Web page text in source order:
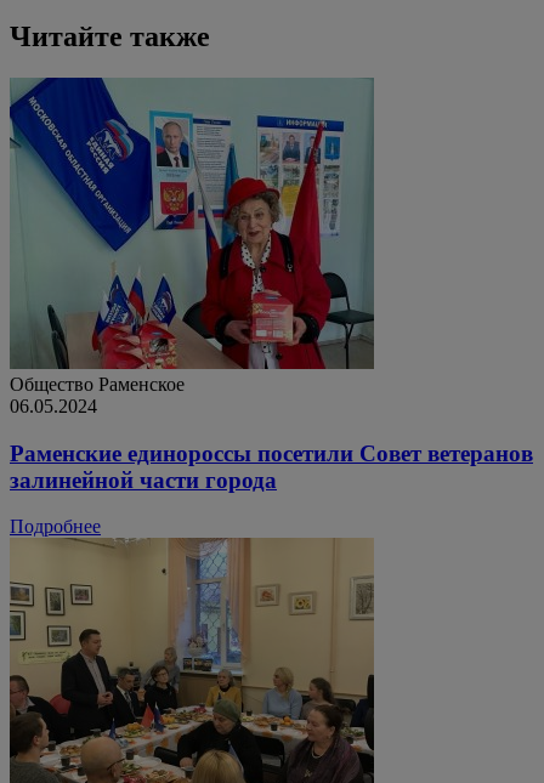
Читайте также
Общество Раменское
06.05.2024
Раменские единороссы посетили Совет ветеранов
залинейной части города
Подробнее